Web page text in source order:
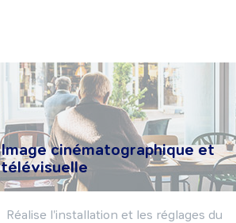
Image cinématographique et
télévisuelle
Réalise l'installation et les réglages du